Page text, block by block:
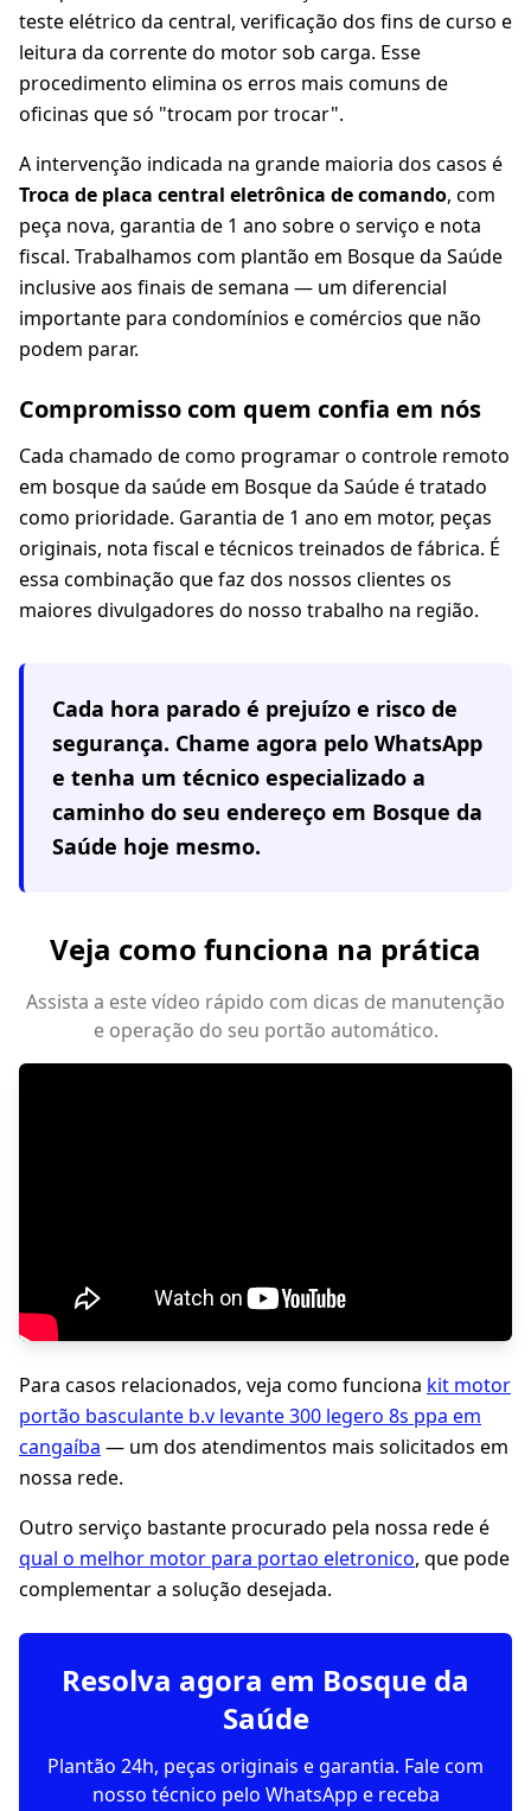
teste elétrico da central, verificação dos fins de curso e
leitura da corrente do motor sob carga. Esse
procedimento elimina os erros mais comuns de
oficinas que só "trocam por trocar".
A intervenção indicada na grande maioria dos casos é
Troca de placa central eletrônica de comando, com
peça nova, garantia de 1 ano sobre o serviço e nota
fiscal. Trabalhamos com plantão em Bosque da Saúde
inclusive aos finais de semana — um diferencial
importante para condomínios e comércios que não
podem parar.
Compromisso com quem confia em nós
Cada chamado de como programar o controle remoto
em bosque da saúde em Bosque da Saúde é tratado
como prioridade. Garantia de 1 ano em motor, peças
originais, nota fiscal e técnicos treinados de fábrica. É
essa combinação que faz dos nossos clientes os
maiores divulgadores do nosso trabalho na região.
Cada hora parado é prejuízo e risco de
segurança. Chame agora pelo WhatsApp
e tenha um técnico especializado a
caminho do seu endereço em Bosque da
Saúde hoje mesmo.
Veja como funciona na prática
Assista a este vídeo rápido com dicas de manutenção
e operação do seu portão automático.
Para casos relacionados, veja como funciona kit motor
portão basculante b.v levante 300 legero 8s ppa em
cangaíba — um dos atendimentos mais solicitados em
nossa rede.
Outro serviço bastante procurado pela nossa rede é
qual o melhor motor para portao eletronico, que pode
complementar a solução desejada.
Resolva agora em Bosque da
Saúde
Plantão 24h, peças originais e garantia. Fale com
nosso técnico pelo WhatsApp e receba